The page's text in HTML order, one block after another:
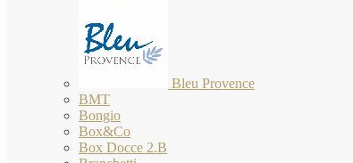
Bleu Provence
BMT
Bongio
Box&Co
Box Docce 2.B